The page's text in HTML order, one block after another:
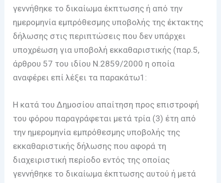
γεννήθηκε το δικαίωμα έκπτωσης ή από την
ημερομηνία εμπρόθεσμης υποβολής της έκτακτης
δήλωσης στις περιπτώσεις που δεν υπάρχει
υποχρέωση για υποβολή εκκαθαριστικής (παρ.5,
άρθρου 57 του ιδίου Ν.2859/2000 η οποία
αναφέρει επί λέξει τα παρακάτω1:
Η κατά του Δημοσίου απαίτηση προς επιστροφή
του φόρου παραγράφεται μετά τρία (3) έτη από
την ημερομηνία εμπρόθεσμης υποβολής της
εκκαθαριστικής δήλωσης που αφορά τη
διαχειριστική περίοδο εντός της οποίας
γεννήθηκε το δικαίωμα έκπτωσης αυτού ή μετά